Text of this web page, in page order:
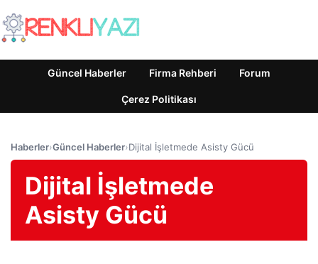
Güncel Haberler Firma Rehberi Forum
Çerez Politikası
Haberler›Güncel Haberler›Dijital İşletmede Asisty Gücü
Dijital İşletmede
Asisty Gücü